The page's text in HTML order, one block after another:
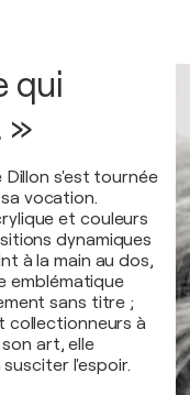
qui
»
Dillon s'est tournée
vocation.
et couleurs
dynamiques
à la main au dos,
emblématique
sans titre ;
collectionneurs à
art, elle
l'espoir.